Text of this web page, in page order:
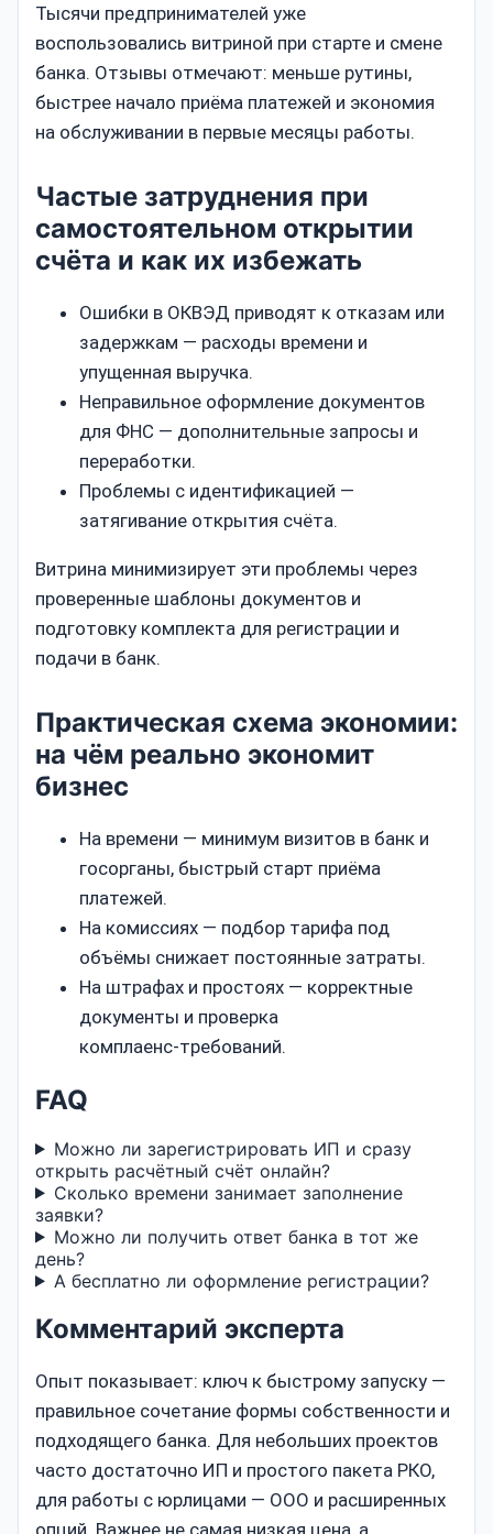
Тысячи предпринимателей уже
воспользовались витриной при старте и смене
банка. Отзывы отмечают: меньше рутины,
быстрее начало приёма платежей и экономия
на обслуживании в первые месяцы работы.
Частые затруднения при
самостоятельном открытии
счёта и как их избежать
Ошибки в ОКВЭД приводят к отказам или
задержкам — расходы времени и
упущенная выручка.
Неправильное оформление документов
для ФНС — дополнительные запросы и
переработки.
Проблемы с идентификацией —
затягивание открытия счёта.
Витрина минимизирует эти проблемы через
проверенные шаблоны документов и
подготовку комплекта для регистрации и
подачи в банк.
Практическая схема экономии:
на чём реально экономит
бизнес
На времени — минимум визитов в банк и
госорганы, быстрый старт приёма
платежей.
На комиссиях — подбор тарифа под
объёмы снижает постоянные затраты.
На штрафах и простоях — корректные
документы и проверка
комплаенс‑требований.
FAQ
Можно ли зарегистрировать ИП и сразу
открыть расчётный счёт онлайн?
Сколько времени занимает заполнение
заявки?
Можно ли получить ответ банка в тот же
день?
А бесплатно ли оформление регистрации?
Комментарий эксперта
Опыт показывает: ключ к быстрому запуску —
правильное сочетание формы собственности и
подходящего банка. Для небольших проектов
часто достаточно ИП и простого пакета РКО,
для работы с юрлицами — ООО и расширенных